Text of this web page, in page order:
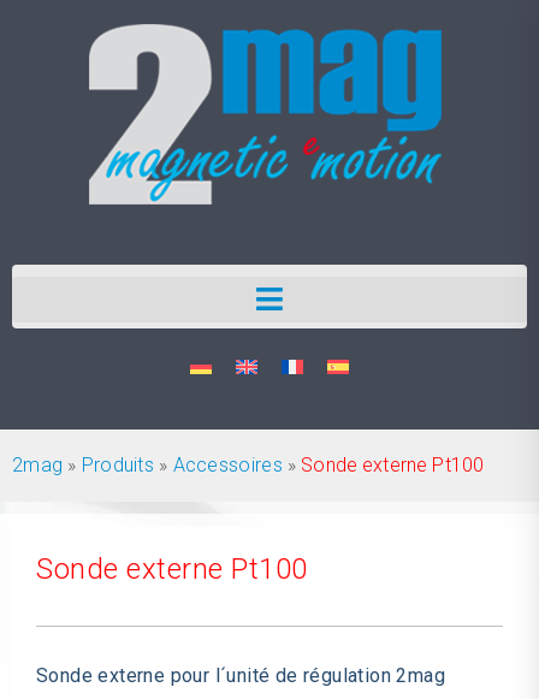
2mag » Produits » Accessoires » Sonde externe Pt100
Sonde externe Pt100
Sonde externe pour l´unité de régulation 2mag